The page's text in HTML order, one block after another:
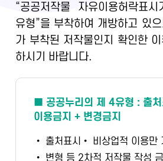
“공공저작물 자유이용허락표
유형”을 부착하여 개방하고 있
가 부착된 저작물인지 확인한
하시기 바랍니다.
■ 공공누리의 제 4유형 : 출
이용금지 + 변경금지
• 출처표시 • 비상업적 이용만
• 변형 등 2차적 저작물 작성 금